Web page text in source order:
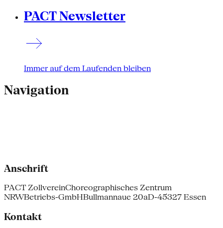
PACT Newsletter
Immer auf dem Laufenden bleiben
Navigation
Anschrift
PACT ZollvereinChoreographisches Zentrum
NRWBetriebs-GmbHBullmannaue 20aD-45327 Essen
Kontakt